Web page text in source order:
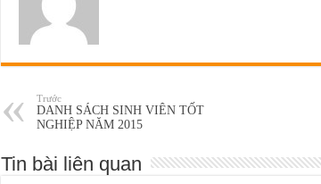
Trước
DANH SÁCH SINH VIÊN TỐT
NGHIỆP NĂM 2015
Tin bài liên quan